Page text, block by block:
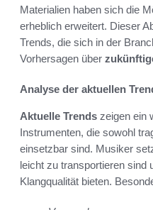
Materialien haben sich die
erheblich erweitert. Dieser
Trends, die sich in der
Vorhersagen über
Analyse der aktuellen
Aktuelle Trends zeigen ein
Instrumenten, die sowohl
einsetzbar sind. Musiker
leicht zu transportieren sind
Klangqualität bieten.